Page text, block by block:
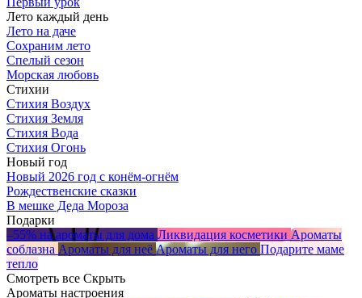
Лето каждый день
Лето на даче
Сохраним лето
Спелый сезон
Морская любовь
Стихии
Стихия Воздух
Стихия Земля
Стихия Вода
Стихия Огонь
Новый год
Новый 2026 год с конём-огнём
Рождественские сказки
В мешке Деда Мороза
Подарки
–55% на ароматы для дома Ликвидация косметики Ароматы
соблазна Ароматы для неё Ароматы для него Подарите маме
тепло
Смотреть все Скрыть
Ароматы настроения